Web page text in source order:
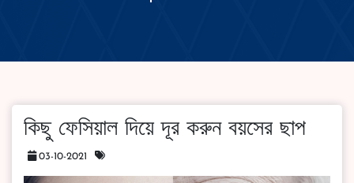
কিছু ফেসিয়াল দিয়ে দূর করুন বয়সের ছাপ
03-10-2021